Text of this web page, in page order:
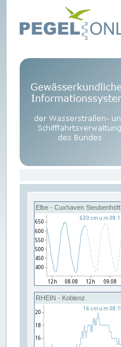
Elbe - Cuxhaven Steubenhöft
RHEIN - Koblenz